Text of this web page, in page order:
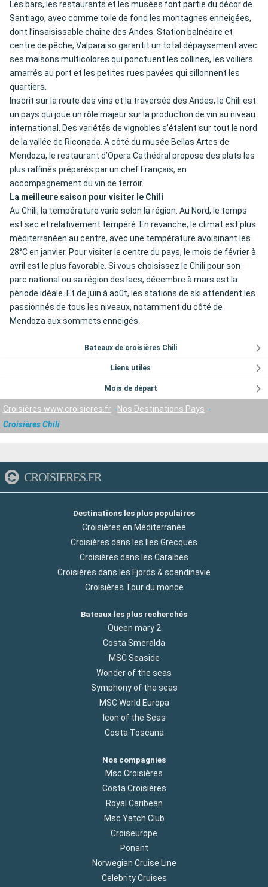
Les bars, les restaurants et les musées font partie du décor de
Santiago, avec comme toile de fond les montagnes enneigées,
dont l’insaisissable chaîne des Andes. Station balnéaire et
centre de pêche, Valparaiso garantit un total dépaysement avec
ses maisons multicolores qui ponctuent les collines, les voiliers
amarrés au port et les petites rues pavées qui sillonnent les
quartiers.
Inscrit sur la route des vins et la traversée des Andes, le Chili est
un pays qui joue un rôle majeur sur la production de vin au niveau
international. Des variétés de vignobles s’étalent sur tout le nord
de la vallée de Riconada. A côté du musée Bellas Artes de
Mendoza, le restaurant d’Opera Cathédral propose des plats les
plus raffinés préparés par un chef Français, en
accompagnement du vin de terroir.
La meilleure saison pour visiter le Chili
Au Chili, la température varie selon la région. Au Nord, le temps
est sec et relativement tempéré. En revanche, le climat est plus
méditerranéen au centre, avec une température avoisinant les
28°C en janvier. Pour visiter le centre du pays, le mois de février à
avril est le plus favorable. Si vous choisissez le Chili pour son
parc national ou sa région des lacs, décembre à mars est la
période idéale. Et de juin à août, les stations de ski attendent les
passionnés de tous les niveaux, notamment du côté de
Mendoza aux sommets enneigés.
Bateaux de croisières Chili
Liens utiles
Mois de départ
Croisières www.croisieres.fr
Nos Destinations Pays
Croisières Chili
CROISIERES.FR
Destinations les plus populaires
Croisières en Méditerranée
Croisières dans les Iles Grecques
Croisières dans les Caraibes
Croisières dans les Fjords & scandinavie
Croisières Tour du monde
Bateaux les plus recherchés
Queen mary 2
Costa Smeralda
MSC Seaside
Wonder of the seas
Symphony of the seas
MSC World Europa
Icon of the Seas
Costa Toscana
Nos compagnies
Msc Croisières
Costa Croisières
Royal Caribean
Msc Yatch Club
Croiseurope
Ponant
Norwegian Cruise Line
Celebrity Cruises